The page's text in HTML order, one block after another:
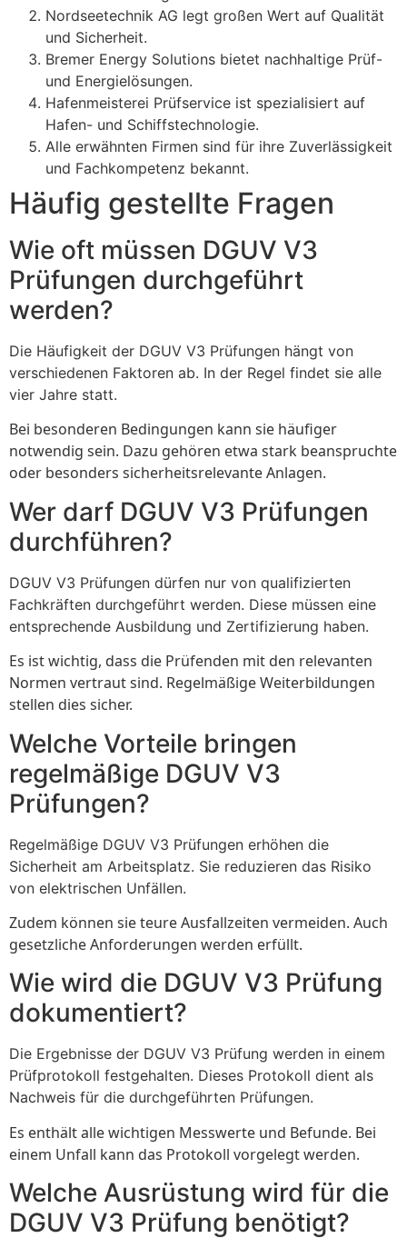
Nordseetechnik AG legt großen Wert auf Qualität
und Sicherheit.
Bremer Energy Solutions bietet nachhaltige Prüf-
und Energielösungen.
Hafenmeisterei Prüfservice ist spezialisiert auf
Hafen- und Schiffstechnologie.
Alle erwähnten Firmen sind für ihre Zuverlässigkeit
und Fachkompetenz bekannt.
Häufig gestellte Fragen
Wie oft müssen DGUV V3
Prüfungen durchgeführt
werden?
Die Häufigkeit der DGUV V3 Prüfungen hängt von
verschiedenen Faktoren ab. In der Regel findet sie alle
vier Jahre statt.
Bei besonderen Bedingungen kann sie häufiger
notwendig sein. Dazu gehören etwa stark beanspruchte
oder besonders sicherheitsrelevante Anlagen.
Wer darf DGUV V3 Prüfungen
durchführen?
DGUV V3 Prüfungen dürfen nur von qualifizierten
Fachkräften durchgeführt werden. Diese müssen eine
entsprechende Ausbildung und Zertifizierung haben.
Es ist wichtig, dass die Prüfenden mit den relevanten
Normen vertraut sind. Regelmäßige Weiterbildungen
stellen dies sicher.
Welche Vorteile bringen
regelmäßige DGUV V3
Prüfungen?
Regelmäßige DGUV V3 Prüfungen erhöhen die
Sicherheit am Arbeitsplatz. Sie reduzieren das Risiko
von elektrischen Unfällen.
Zudem können sie teure Ausfallzeiten vermeiden. Auch
gesetzliche Anforderungen werden erfüllt.
Wie wird die DGUV V3 Prüfung
dokumentiert?
Die Ergebnisse der DGUV V3 Prüfung werden in einem
Prüfprotokoll festgehalten. Dieses Protokoll dient als
Nachweis für die durchgeführten Prüfungen.
Es enthält alle wichtigen Messwerte und Befunde. Bei
einem Unfall kann das Protokoll vorgelegt werden.
Welche Ausrüstung wird für die
DGUV V3 Prüfung benötigt?